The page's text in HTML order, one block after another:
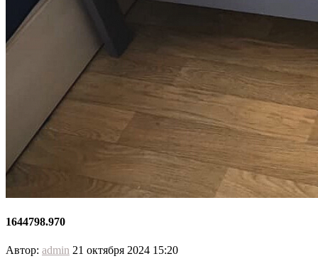
1644798.970
Автор: admin 21 октября 2024 15:20